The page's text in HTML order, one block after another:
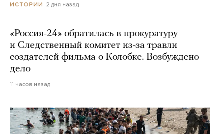
ИСТОРИИ 2 дня назад
«Россия-24» обратилась в прокуратуру
и Следственный комитет из-за травли
создателей фильма о Колобке. Возбуждено
дело
11 часов назад